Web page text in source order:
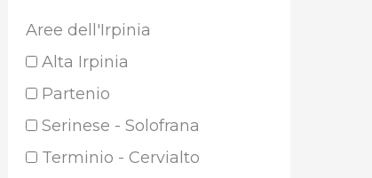
Aree dell'Irpinia
Alta Irpinia
Partenio
Serinese - Solofrana
Terminio - Cervialto